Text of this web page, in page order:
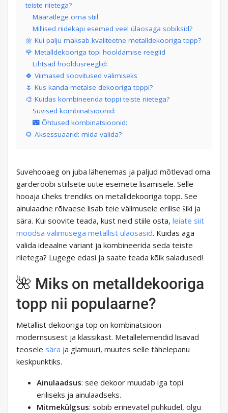
teiste riietega?
Määratlege oma stiil
Millised riidekapi esemed veel ülaosaga sobiksid?
🌼 Kui palju maksab kvaliteetne metalldekooriga topp?
🌹 Metalldekooriga topi hooldamise reeglid
Lihtsad hooldusreeglid:
🍀 Viimased soovitused valimiseks
🌷 Kus kanda metalse dekooriga toppi?
🎨 Kuidas kombineerida toppi teiste riietega?
Suvised kombinatsioonid:
🌃 Õhtused kombinatsioonid:
🌻 Aksessuaarid: mida valida?
Suvehooaeg on juba lähenemas ja paljud mõtlevad oma
garderoobi stiilsete uute esemete lisamisele. Selle
hooaja üheks trendiks on metalldekooriga topp. See
ainulaadne rõivaese lisab teie välimusele erilise šiki ja
sära. Kui soovite teada, kust neid stiile osta, leiate siit
moodsa välimusega metallist ülaosasid. Kuidas aga
valida ideaalne variant ja kombineerida seda teiste
riietega? Lugege edasi ja saate teada kõik saladused!
🌺 Miks on metalldekooriga
topp nii populaarne?
Metallist dekooriga top on kombinatsioon
modernsusest ja klassikast. Metallelemendid lisavad
teosele sära ja glamuuri, muutes selle tähelepanu
keskpunktiks.
Ainulaadsus: see dekoor muudab iga topi
eriliseks ja ainulaadseks.
Mitmekülgsus: sobib erinevatel puhkudel, olgu